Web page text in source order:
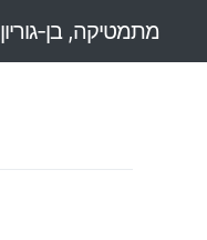
מתמטיקה, בן-גוריון